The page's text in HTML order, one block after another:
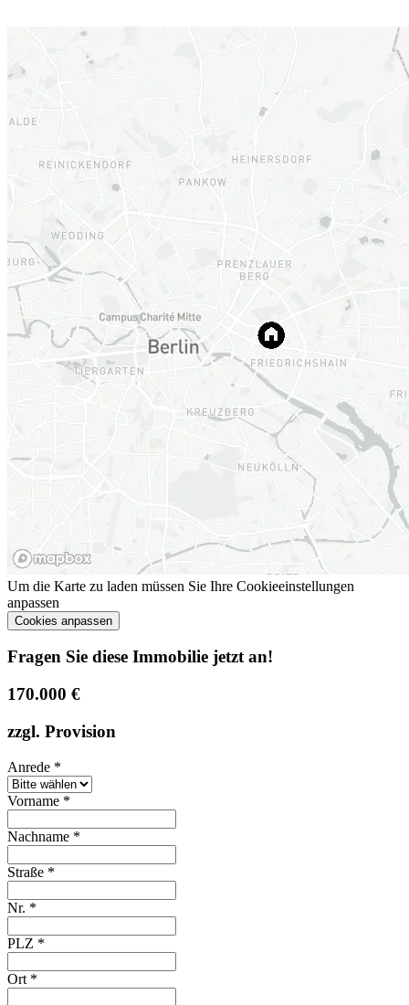
Um die Karte zu laden müssen Sie Ihre Cookieeinstellungen
anpassen
Cookies anpassen
Fragen Sie diese Immobilie jetzt an!
170.000 €
zzgl. Provision
Anrede *
Vorname *
Nachname *
Straße *
Nr. *
PLZ *
Ort *